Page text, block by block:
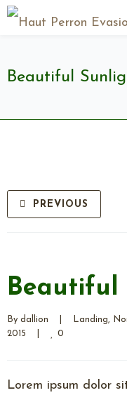
Beautiful
PREVIOUS
Beautiful
By dallion Landing,
2015
0
Lorem ipsum dolor